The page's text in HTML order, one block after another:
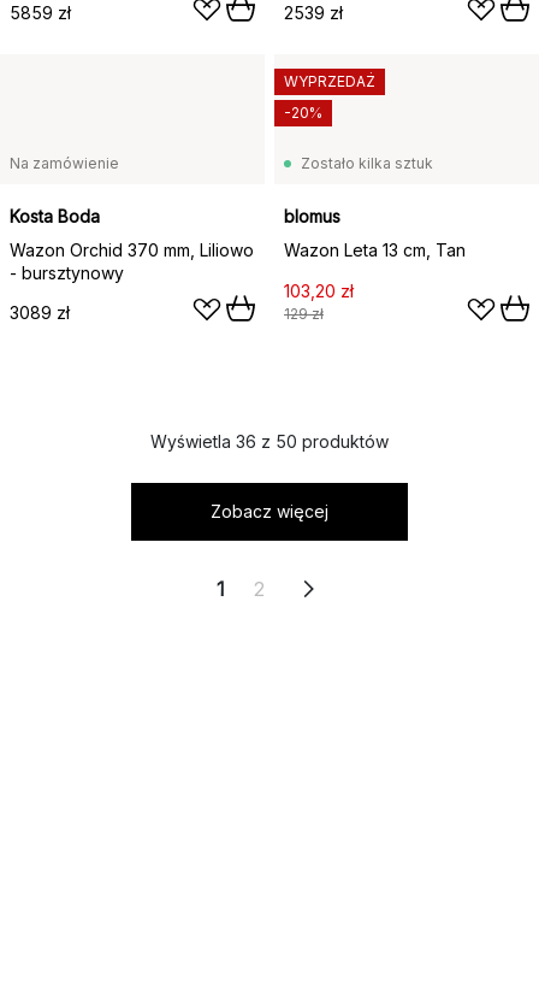
5859 zł
2539 zł
Na zamówienie
Kosta Boda
Wazon Orchid 370 mm, Liliowo
- bursztynowy
3089 zł
Zostało kilka sztuk
blomus
Wazon Leta 13 cm, Tan
103,20 zł
129 zł
WYPRZEDAŻ
-20%
Wyświetla 36 z 50 produktów
Zobacz więcej
1 2